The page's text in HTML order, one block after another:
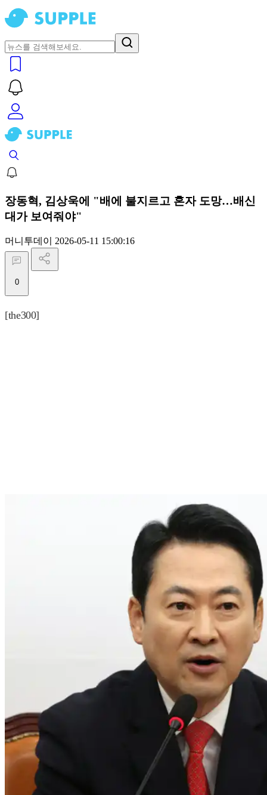
장동혁, 김상욱에 "배에 불지르고 혼자 도망…배신
대가 보여줘야"
머니투데이 2026-05-11 15:00:16
0
[the300]